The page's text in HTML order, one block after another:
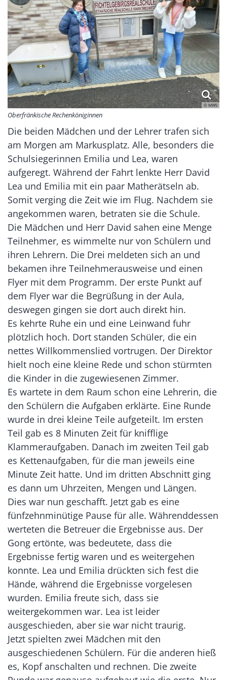
© MWS
Oberfränkische Rechenköniginnen
Die beiden Mädchen und der Lehrer trafen sich
am Morgen am Markusplatz. Alle, besonders die
Schulsiegerinnen Emilia und Lea, waren
aufgeregt. Während der Fahrt lenkte Herr David
Lea und Emilia mit ein paar Matherätseln ab.
Somit verging die Zeit wie im Flug. Nachdem sie
angekommen waren, betraten sie die Schule.
Die Mädchen und Herr David sahen eine Menge
Teilnehmer, es wimmelte nur von Schülern und
ihren Lehrern. Die Drei meldeten sich an und
bekamen ihre Teilnehmerausweise und einen
Flyer mit dem Programm. Der erste Punkt auf
dem Flyer war die Begrüßung in der Aula,
deswegen gingen sie dort auch direkt hin.
Es kehrte Ruhe ein und eine Leinwand fuhr
plötzlich hoch. Dort standen Schüler, die ein
nettes Willkommenslied vortrugen. Der Direktor
hielt noch eine kleine Rede und schon stürmten
die Kinder in die zugewiesenen Zimmer.
Es wartete in dem Raum schon eine Lehrerin, die
den Schülern die Aufgaben erklärte. Eine Runde
wurde in drei kleine Teile aufgeteilt. Im ersten
Teil gab es 8 Minuten Zeit für knifflige
Klammeraufgaben. Danach im zweiten Teil gab
es Kettenaufgaben, für die man jeweils eine
Minute Zeit hatte. Und im dritten Abschnitt ging
es dann um Uhrzeiten, Mengen und Längen.
Dies war nun geschafft. Jetzt gab es eine
fünfzehnminütige Pause für alle. Währenddessen
werteten die Betreuer die Ergebnisse aus. Der
Gong ertönte, was bedeutete, dass die
Ergebnisse fertig waren und es weitergehen
konnte. Lea und Emilia drückten sich fest die
Hände, während die Ergebnisse vorgelesen
wurden. Emilia freute sich, dass sie
weitergekommen war. Lea ist leider
ausgeschieden, aber sie war nicht traurig.
Jetzt spielten zwei Mädchen mit den
ausgeschiedenen Schülern. Für die anderen hieß
es, Kopf anschalten und rechnen. Die zweite